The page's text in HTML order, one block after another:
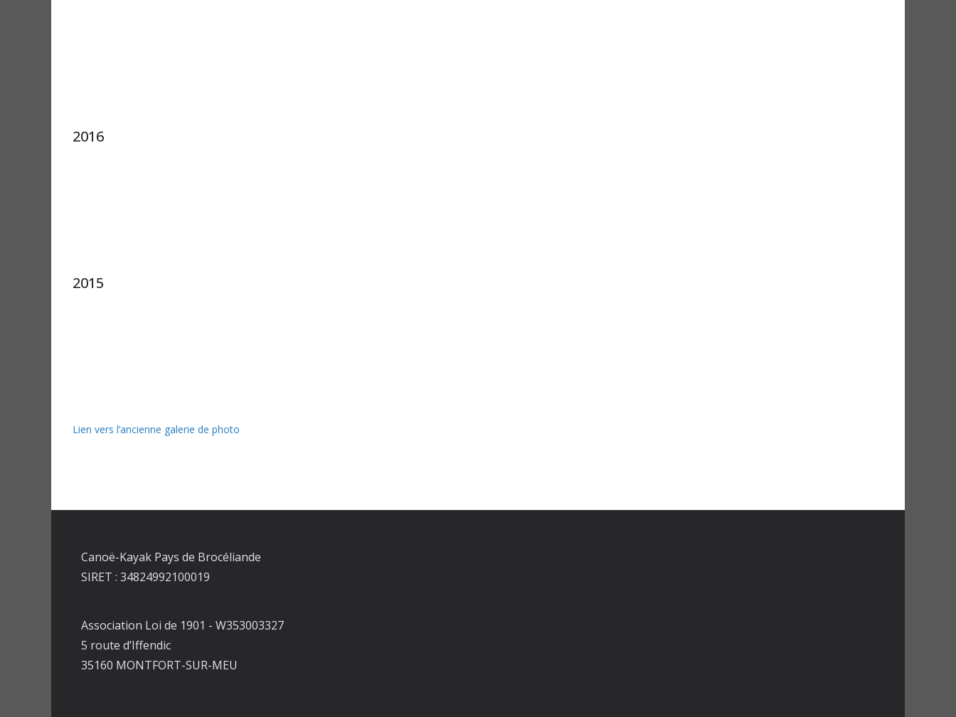
2016
2015
Lien vers l’ancienne galerie de photo
Canoë-Kayak Pays de Brocéliande
SIRET : 34824992100019
Association Loi de 1901 - W353003327
5 route d’Iffendic
35160 MONTFORT-SUR-MEU